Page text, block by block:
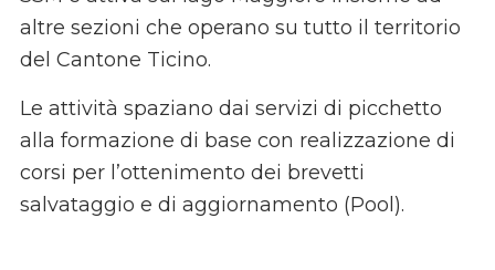
altre sezioni che operano su tutto il territorio
del Cantone Ticino.
Le attività spaziano dai servizi di picchetto
alla formazione di base con realizzazione di
corsi per l’ottenimento dei brevetti
salvataggio e di aggiornamento (Pool).